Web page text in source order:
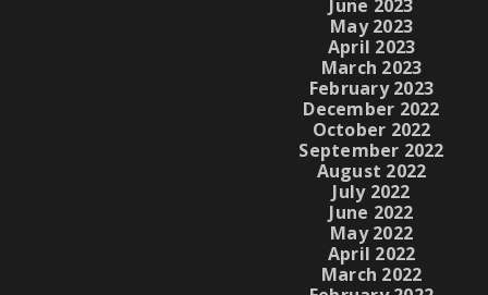
June 2023
May 2023
April 2023
March 2023
February 2023
December 2022
October 2022
September 2022
August 2022
July 2022
June 2022
May 2022
April 2022
March 2022